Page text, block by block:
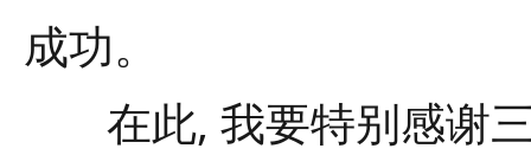
成功。
在此, 我要特别感谢三